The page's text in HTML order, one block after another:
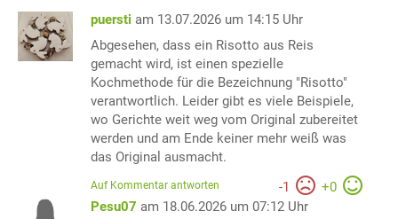
puersti am 13.07.2026 um 14:15 Uhr
Abgesehen, dass ein Risotto aus Reis
gemacht wird, ist einen spezielle
Kochmethode für die Bezeichnung "Risotto"
verantwortlich. Leider gibt es viele Beispiele,
wo Gerichte weit weg vom Original zubereitet
werden und am Ende keiner mehr weiß was
das Original ausmacht.
-1 +0
Auf Kommentar antworten
Pesu07 am 18.06.2026 um 07:12 Uhr